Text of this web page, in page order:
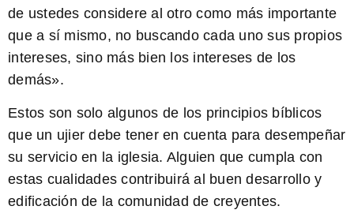
de ustedes considere al otro como más importante
que a sí mismo, no buscando cada uno sus propios
intereses, sino más bien los intereses de los
demás».
Estos son solo algunos de los principios bíblicos
que un ujier debe tener en cuenta para desempeñar
su servicio en la iglesia. Alguien que cumpla con
estas cualidades contribuirá al buen desarrollo y
edificación de la comunidad de creyentes.